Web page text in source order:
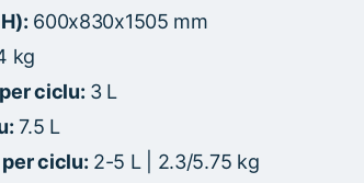
600x830x1505 mm
kg
ciclu: 3 L
7.5 L
ciclu: 2-5 L | 2.3/5.75 kg